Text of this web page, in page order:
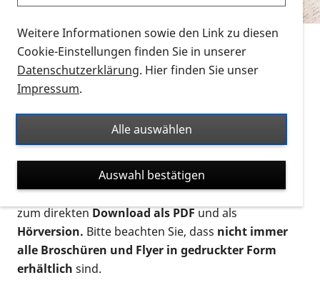
können? Schauen Sie sich dieErklärvideos zum
Thema Infomaterial auf der PRO RETINA-Website
für blinde und sehbehinderte Menschen an.
Auf dieser Seite finden Sie sämtliches Infomaterial
Ort. Nutzen Sie den Formatfilter, um ausschließlich
nach Flyern und Broschüren, Audios oder Videos zu
suchen. Die meisten Flyer und Broschüren werden in
verschiedenen Formaten angeboten: zur
postalischen Bestellung als gedruckte Variante
zum direktenDownload als PDFund als
Hörversion. Bitte beachten Sie, dass nicht immer
alle Broschüren und Flyer in gedruckter Form
erhältlich sind.
Weitere Informationen sowie den Link zu diesen
Cookie-Einstellungen finden Sie in unserer
Datenschutzerklärung. Hier finden Sie unser
Impressum.
Alle auswählen
Auswahl bestätigen